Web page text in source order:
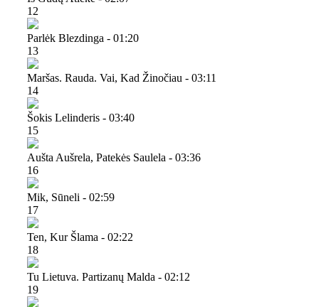
12
Parlėk Blezdinga - 01:20
13
Maršas. Rauda. Vai, Kad Žinočiau - 03:11
14
Šokis Lelinderis - 03:40
15
Aušta Aušrela, Patekės Saulela - 03:36
16
Mik, Sūneli - 02:59
17
Ten, Kur Šlama - 02:22
18
Tu Lietuva. Partizanų Malda - 02:12
19